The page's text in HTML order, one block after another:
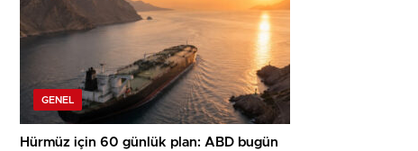
GENEL
Hürmüz için 60 günlük plan: ABD bugün